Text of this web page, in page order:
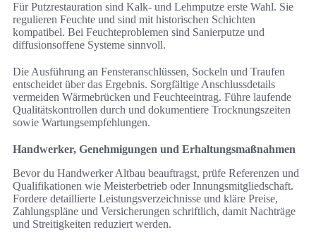
Für Putzrestauration sind Kalk- und Lehmputze erste Wahl. Sie
regulieren Feuchte und sind mit historischen Schichten
kompatibel. Bei Feuchteproblemen sind Sanierputze und
diffusionsoffene Systeme sinnvoll.
Die Ausführung an Fensteranschlüssen, Sockeln und Traufen
entscheidet über das Ergebnis. Sorgfältige Anschlussdetails
vermeiden Wärmebrücken und Feuchteeintrag. Führe laufende
Qualitätskontrollen durch und dokumentiere Trocknungszeiten
sowie Wartungsempfehlungen.
Handwerker, Genehmigungen und Erhaltungsmaßnahmen
Bevor du Handwerker Altbau beauftragst, prüfe Referenzen und
Qualifikationen wie Meisterbetrieb oder Innungsmitgliedschaft.
Fordere detaillierte Leistungsverzeichnisse und kläre Preise,
Zahlungspläne und Versicherungen schriftlich, damit Nachträge
und Streitigkeiten reduziert werden.